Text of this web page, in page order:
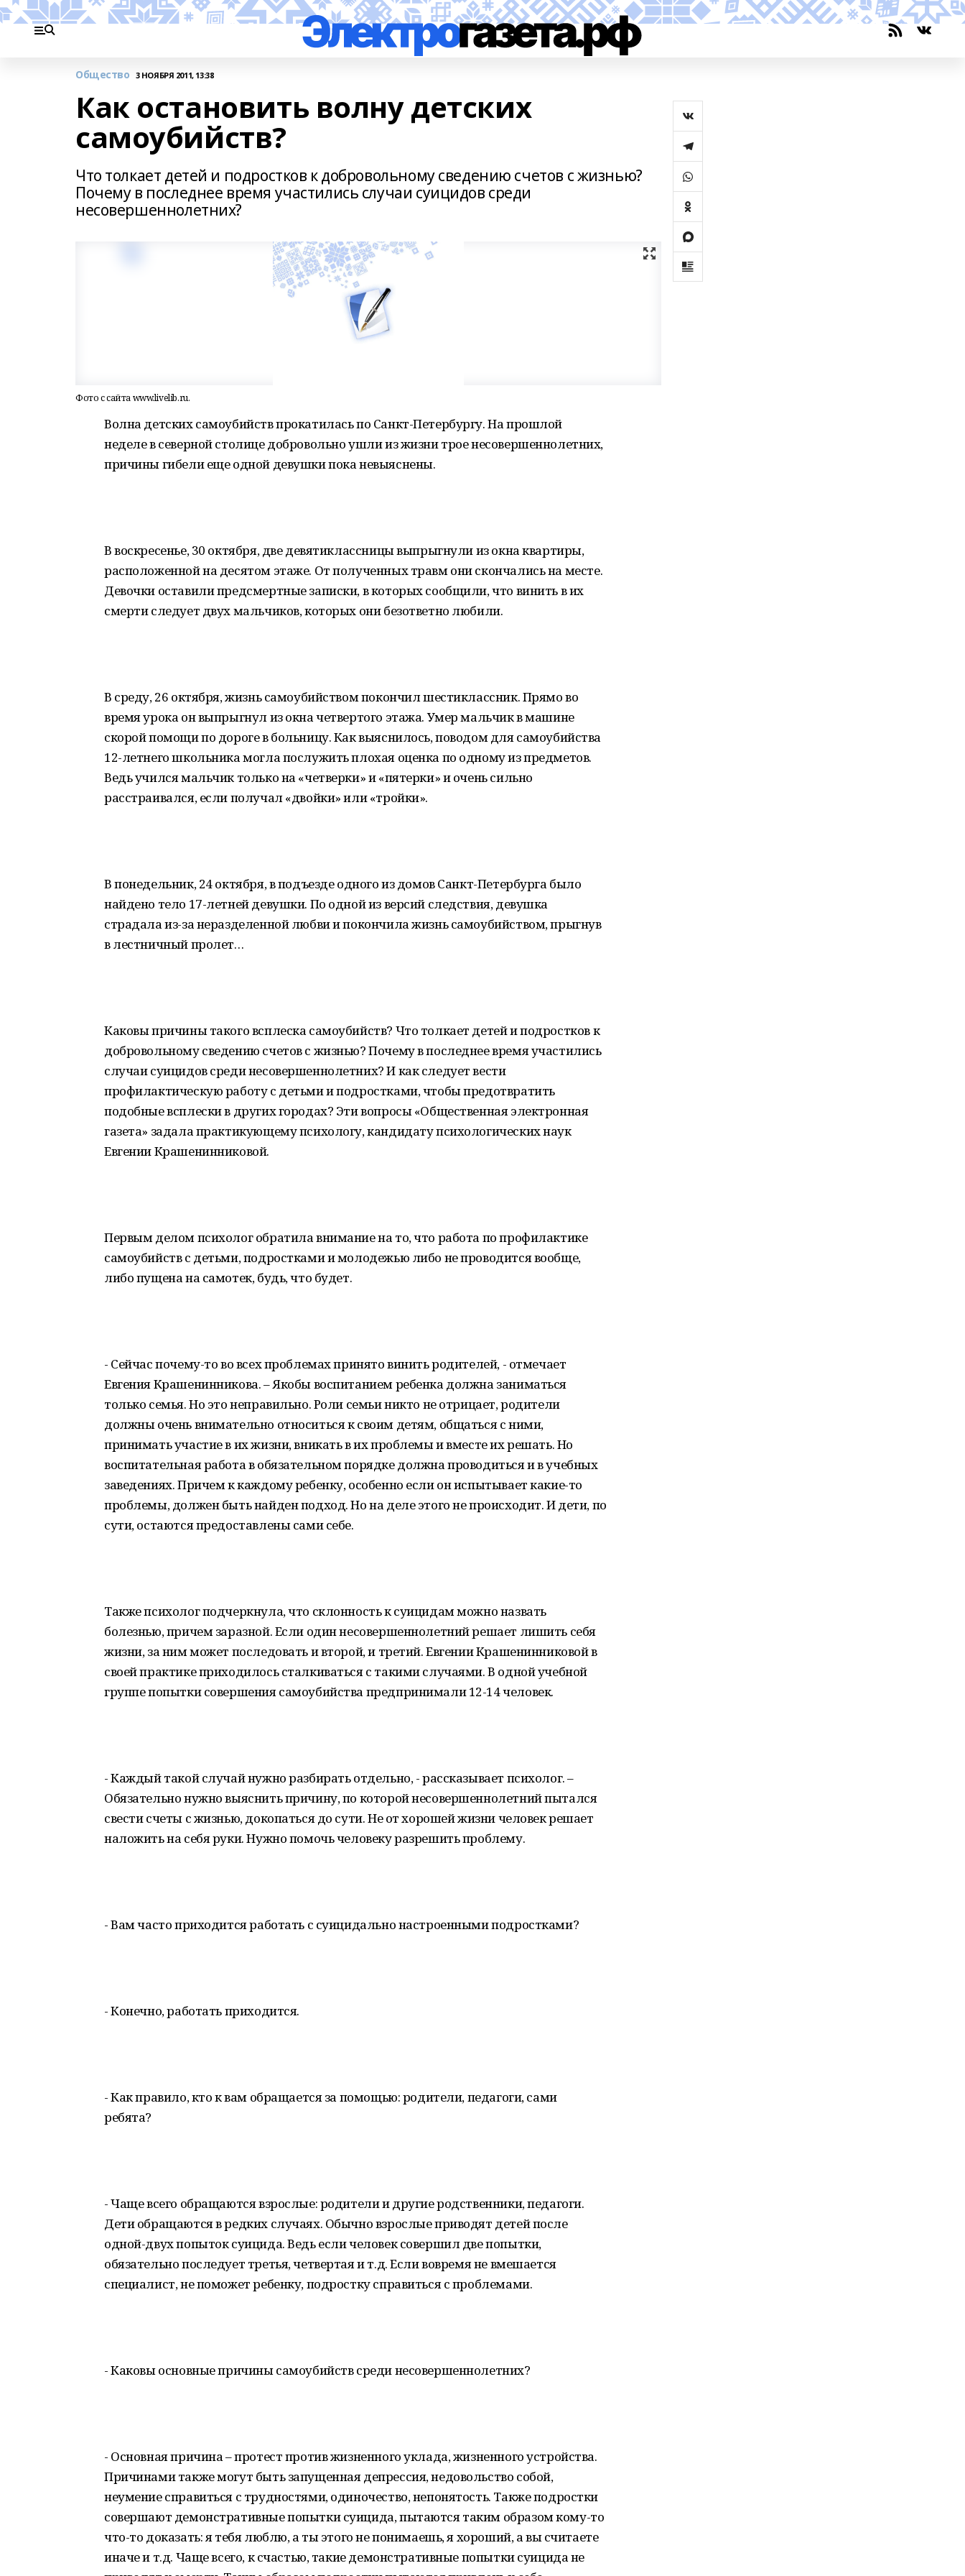
Общество 3 НОЯБРЯ 2011, 13:38
Как остановить волну детских
самоубийств?
Что толкает детей и подростков к добровольному сведению счетов с жизнью?
Почему в последнее время участились случаи суицидов среди
несовершеннолетних?
Фото с сайта www.livelib.ru.
Волна детских самоубийств прокатилась по Санкт-Петербургу. На прошлой
неделе в северной столице добровольно ушли из жизни трое несовершеннолетних,
причины гибели еще одной девушки пока невыяснены.
В воскресенье, 30 октября, две девятиклассницы выпрыгнули из окна квартиры,
расположенной на десятом этаже. От полученных травм они скончались на месте.
Девочки оставили предсмертные записки, в которых сообщили, что винить в их
смерти следует двух мальчиков, которых они безответно любили.
В среду, 26 октября, жизнь самоубийством покончил шестиклассник. Прямо во
время урока он выпрыгнул из окна четвертого этажа. Умер мальчик в машине
скорой помощи по дороге в больницу. Как выяснилось, поводом для самоубийства
12-летнего школьника могла послужить плохая оценка по одному из предметов.
Ведь учился мальчик только на «четверки» и «пятерки» и очень сильно
расстраивался, если получал «двойки» или «тройки».
В понедельник, 24 октября, в подъезде одного из домов Санкт-Петербурга было
найдено тело 17-летней девушки. По одной из версий следствия, девушка
страдала из-за неразделенной любви и покончила жизнь самоубийством, прыгнув
в лестничный пролет…
Каковы причины такого всплеска самоубийств? Что толкает детей и подростков к
добровольному сведению счетов с жизнью? Почему в последнее время участились
случаи суицидов среди несовершеннолетних? И как следует вести
профилактическую работу с детьми и подростками, чтобы предотвратить
подобные всплески в других городах? Эти вопросы «Общественная электронная
газета» задала практикующему психологу, кандидату психологических наук
Евгении Крашенинниковой.
Первым делом психолог обратила внимание на то, что работа по профилактике
самоубийств с детьми, подростками и молодежью либо не проводится вообще,
либо пущена на самотек, будь, что будет.
- Сейчас почему-то во всех проблемах принято винить родителей, - отмечает
Евгения Крашенинникова. – Якобы воспитанием ребенка должна заниматься
только семья. Но это неправильно. Роли семьи никто не отрицает, родители
должны очень внимательно относиться к своим детям, общаться с ними,
принимать участие в их жизни, вникать в их проблемы и вместе их решать. Но
воспитательная работа в обязательном порядке должна проводиться и в учебных
заведениях. Причем к каждому ребенку, особенно если он испытывает какие-то
проблемы, должен быть найден подход. Но на деле этого не происходит. И дети, по
сути, остаются предоставлены сами себе.
Также психолог подчеркнула, что склонность к суицидам можно назвать
болезнью, причем заразной. Если один несовершеннолетний решает лишить себя
жизни, за ним может последовать и второй, и третий. Евгении Крашенинниковой в
своей практике приходилось сталкиваться с такими случаями. В одной учебной
группе попытки совершения самоубийства предпринимали 12-14 человек.
- Каждый такой случай нужно разбирать отдельно, - рассказывает психолог. –
Обязательно нужно выяснить причину, по которой несовершеннолетний пытался
свести счеты с жизнью, докопаться до сути. Не от хорошей жизни человек решает
наложить на себя руки. Нужно помочь человеку разрешить проблему.
- Вам часто приходится работать с суицидально настроенными подростками?
- Конечно, работать приходится.
- Как правило, кто к вам обращается за помощью: родители, педагоги, сами
ребята?
- Чаще всего обращаются взрослые: родители и другие родственники, педагоги.
Дети обращаются в редких случаях. Обычно взрослые приводят детей после
одной-двух попыток суицида. Ведь если человек совершил две попытки,
обязательно последует третья, четвертая и т.д. Если вовремя не вмешается
специалист, не поможет ребенку, подростку справиться с проблемами.
- Каковы основные причины самоубийств среди несовершеннолетних?
- Основная причина – протест против жизненного уклада, жизненного устройства.
Причинами также могут быть запущенная депрессия, недовольство собой,
неумение справиться с трудностями, одиночество, непонятость. Также подростки
совершают демонстративные попытки суицида, пытаются таким образом кому-то
что-то доказать: я тебя люблю, а ты этого не понимаешь, я хороший, а вы считаете
иначе и т.д. Чаще всего, к счастью, такие демонстративные попытки суицида не